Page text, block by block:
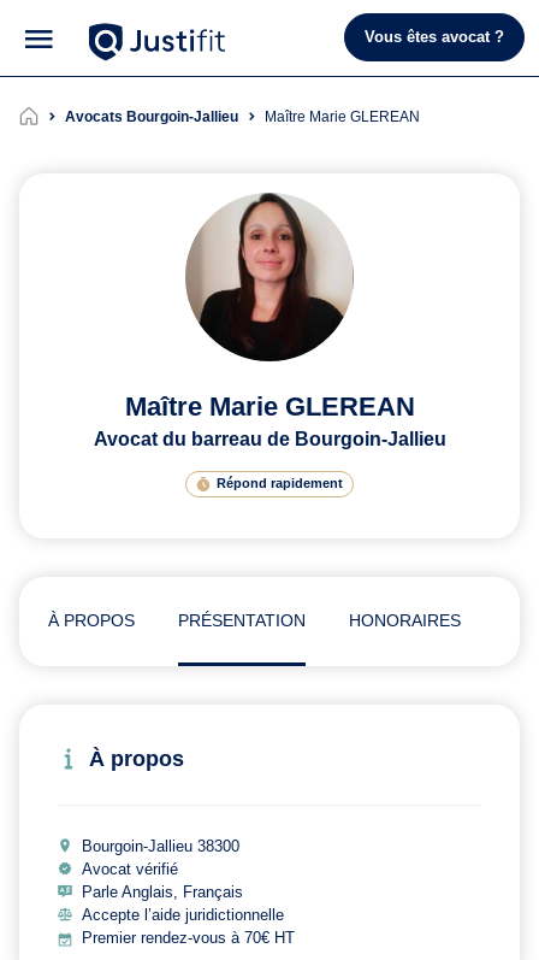
Vous êtes avocat ?
Avocats Bourgoin-Jallieu Maître Marie GLEREAN
Maître Marie GLEREAN
Avocat du barreau de Bourgoin-Jallieu
Répond rapidement
À PROPOS PRÉSENTATION HONORAIRES
À propos
Bourgoin-Jallieu 38300
Avocat vérifié
Parle Anglais, Français
Accepte l’aide juridictionnelle
Premier rendez-vous à 70€ HT